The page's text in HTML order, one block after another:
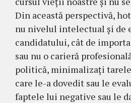
Din această perspectivă,
nu nivelul intelectual și de
candidatului, cât de
sau nu o carieră
politică, minimalizați tarele
care le-a dovedit sau le
faptele lui negative sau le